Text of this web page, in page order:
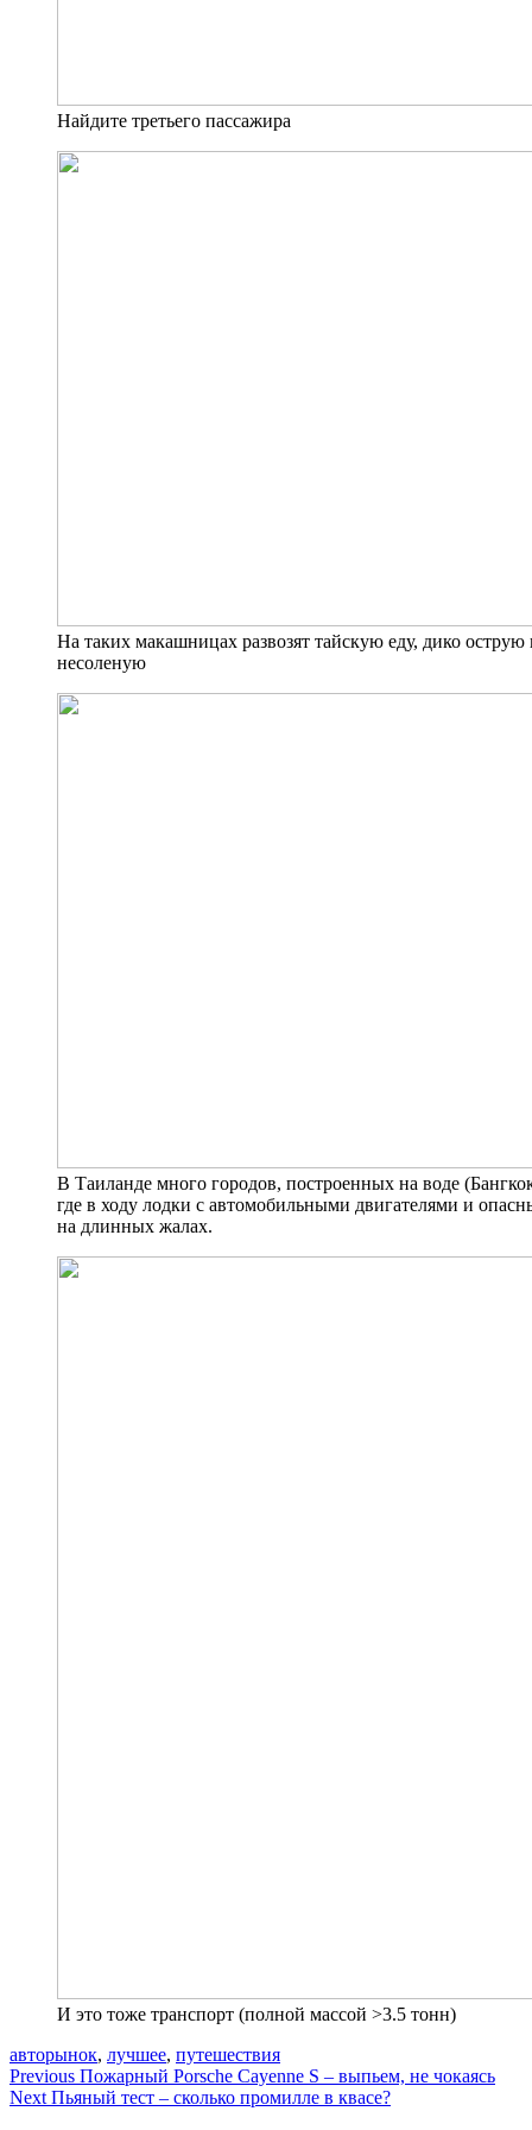
Найдите третьего пассажира
На таких макашницах развозят тайскую еду, дико
несоленую
В Таиланде много городов, построенных на воде
где в ходу лодки с автомобильными двигателями и
на длинных жалах.
И это тоже транспорт (полной массой >3.5 тонн)
авторынок, лучшее, путешествия
Навигация
по
Previous Пожарный Porsche Cayenne S – выпьем, не чокаясь
Next Пьяный тест – сколько промилле в квасе?